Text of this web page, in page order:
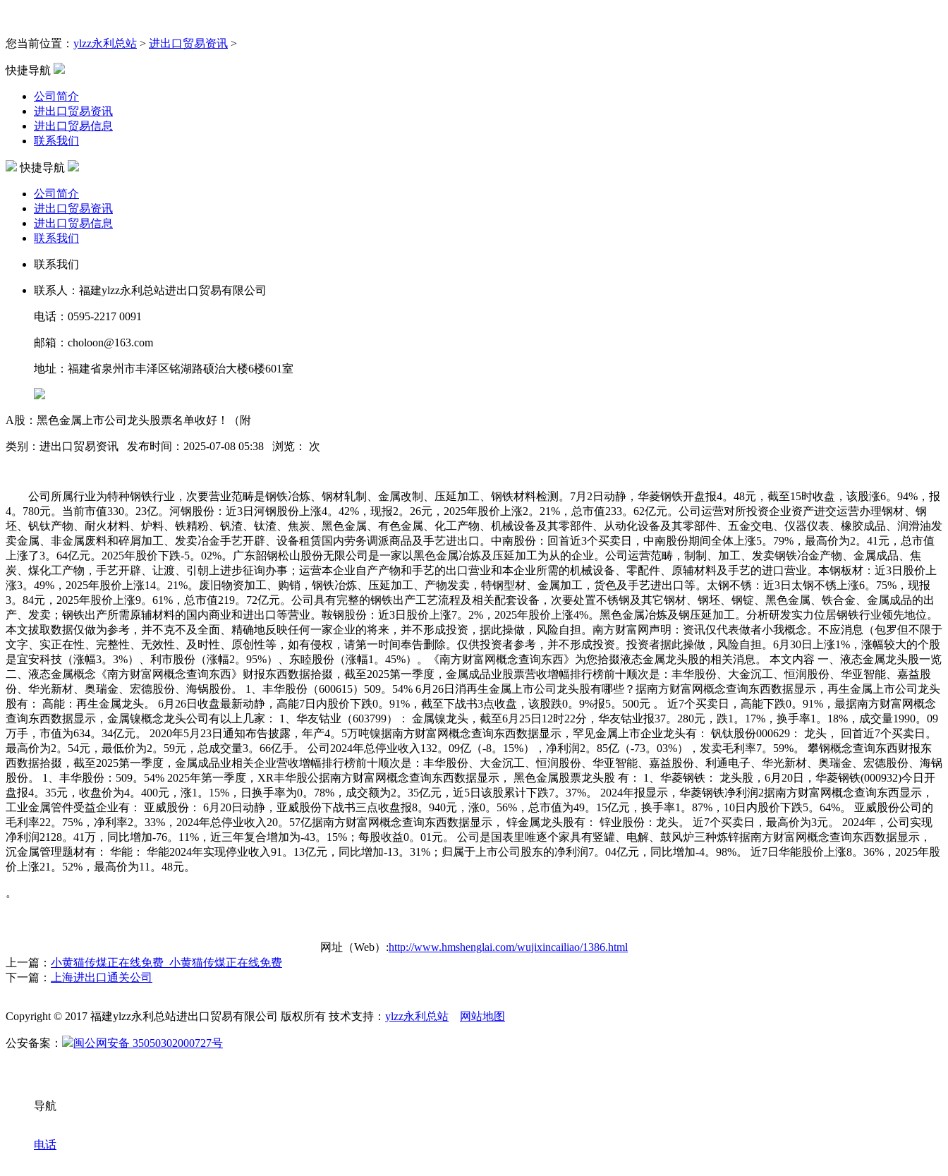
您当前位置： ylzz永利总站 > 进出口贸易资讯 >
快捷导航
公司简介
进出口贸易资讯
进出口贸易信息
联系我们
快捷导航
公司简介
进出口贸易资讯
进出口贸易信息
联系我们
联系我们
联系人：福建ylzz永利总站进出口贸易有限公司
电话：0595-2217 0091
邮箱：choloon@163.com
地址：福建省泉州市丰泽区铭湖路硕治大楼6楼601室
A股：黑色金属上市公司龙头股票名单收好！（附
类别：进出口贸易资讯 发布时间：2025-07-08 05:38 浏览： 次
公司所属行业为特种钢铁行业，次要营业范畴是钢铁冶炼、钢材轧制、金属改制、压延加工、钢铁材料检测。7月2日动静，华菱钢铁开盘报4。48元，截至15时收盘，该股涨6。94%，报
4。780元。当前市值330。23亿。河钢股份：近3日河钢股份上涨4。42%，现报2。26元，2025年股价上涨2。21%，总市值233。62亿元。公司运营对所投资企业资产进交运营办理钢材、钢
坯、钒钛产物、耐火材料、炉料、铁精粉、钒渣、钛渣、焦炭、黑色金属、有色金属、化工产物、机械设备及其零部件、从动化设备及其零部件、五金交电、仪器仪表、橡胶成品、润滑油发
卖金属、非金属废料和碎屑加工、发卖冶金手艺开辟、设备租赁国内劳务调派商品及手艺进出口。中南股份：回首近3个买卖日，中南股份期间全体上涨5。79%，最高价为2。41元，总市值
上涨了3。64亿元。2025年股价下跌-5。02%。广东韶钢松山股份无限公司是一家以黑色金属冶炼及压延加工为从的企业。公司运营范畴，制制、加工、发卖钢铁冶金产物、金属成品、焦
炭、煤化工产物，手艺开辟、让渡、引朝上进步征询办事；运营本企业自产产物和手艺的出口营业和本企业所需的机械设备、零配件、原辅材料及手艺的进口营业。本钢板材：近3日股价上
涨3。49%，2025年股价上涨14。21%。废旧物资加工、购销，钢铁冶炼、压延加工、产物发卖，特钢型材、金属加工，货色及手艺进出口等。太钢不锈：近3日太钢不锈上涨6。75%，现报
3。84元，2025年股价上涨9。61%，总市值219。72亿元。公司具有完整的钢铁出产工艺流程及相关配套设备，次要处置不锈钢及其它钢材、钢坯、钢锭、黑色金属、铁合金、金属成品的出
产、发卖；钢铁出产所需原辅材料的国内商业和进出口等营业。鞍钢股份：近3日股价上涨7。2%，2025年股价上涨4%。黑色金属冶炼及钢压延加工。分析研发实力位居钢铁行业领先地位。
本文拔取数据仅做为参考，并不克不及全面、精确地反映任何一家企业的将来，并不形成投资，据此操做，风险自担。南方财富网声明：资讯仅代表做者小我概念。不应消息（包罗但不限于
文字、实正在性、完整性、无效性、及时性、原创性等，如有侵权，请第一时间奉告删除。仅供投资者参考，并不形成投资。投资者据此操做，风险自担。6月30日上涨1%，涨幅较大的个股
是宜安科技（涨幅3。3%）、利市股份（涨幅2。95%）、东睦股份（涨幅1。45%）。《南方财富网概念查询东西》为您拾掇液态金属龙头股的相关消息。 本文内容 一、液态金属龙头股一览
二、液态金属概念《南方财富网概念查询东西》财报东西数据拾掇，截至2025第一季度，金属成品业股票营收增幅排行榜前十顺次是：丰华股份、大金沉工、恒润股份、华亚智能、嘉益股
份、华光新材、奥瑞金、宏德股份、海锅股份。 1、丰华股份（600615）509。54% 6月26日消再生金属上市公司龙头股有哪些？据南方财富网概念查询东西数据显示，再生金属上市公司龙头
股有： 高能：再生金属龙头。 6月26日收盘最新动静，高能7日内股价下跌0。91%，截至下战书3点收盘，该股跌0。9%报5。500元 。 近7个买卖日，高能下跌0。91%，最据南方财富网概念
查询东西数据显示，金属镍概念龙头公司有以上几家： 1、华友钴业（603799）： 金属镍龙头，截至6月25日12时22分，华友钴业报37。280元，跌1。17%，换手率1。18%，成交量1990。09
万手，市值为634。34亿元。 2020年5月23日通知布告披露，年产4。5万吨镍据南方财富网概念查询东西数据显示，罕见金属上市企业龙头有： 钒钛股份000629： 龙头， 回首近7个买卖日。
最高价为2。54元，最低价为2。59元，总成交量3。66亿手。 公司2024年总停业收入132。09亿（-8。15%），净利润2。85亿（-73。03%），发卖毛利率7。59%。 攀钢概念查询东西财报东
西数据拾掇，截至2025第一季度，金属成品业相关企业营收增幅排行榜前十顺次是：丰华股份、大金沉工、恒润股份、华亚智能、嘉益股份、利通电子、华光新材、奥瑞金、宏德股份、海锅
股份。 1、丰华股份：509。54% 2025年第一季度，XR丰华股公据南方财富网概念查询东西数据显示， 黑色金属股票龙头股 有： 1、华菱钢铁： 龙头股，6月20日，华菱钢铁(000932)今日开
盘报4。35元，收盘价为4。400元，涨1。15%，日换手率为0。78%，成交额为2。35亿元，近5日该股累计下跌7。37%。 2024年报显示，华菱钢铁净利润2据南方财富网概念查询东西显示，
工业金属管件受益企业有： 亚威股份： 6月20日动静，亚威股份下战书三点收盘报8。940元，涨0。56%，总市值为49。15亿元，换手率1。87%，10日内股价下跌5。64%。 亚威股份公司的
毛利率22。75%，净利率2。33%，2024年总停业收入20。57亿据南方财富网概念查询东西数据显示， 锌金属龙头股有： 锌业股份：龙头。 近7个买卖日，最高价为3元。 2024年，公司实现
净利润2128。41万，同比增加-76。11%，近三年复合增加为-43。15%；每股收益0。01元。 公司是国表里唯逐个家具有竖罐、电解、鼓风炉三种炼锌据南方财富网概念查询东西数据显示，
沉金属管理题材有： 华能： 华能2024年实现停业收入91。13亿元，同比增加-13。31%；归属于上市公司股东的净利润7。04亿元，同比增加-4。98%。 近7日华能股价上涨8。36%，2025年股
价上涨21。52%，最高价为11。48元。
。
网址（Web）:http://www.hmshenglai.com/wujixincailiao/1386.html
上一篇： 小黄猫传煤正在线免费_小黄猫传煤正在线免费
下一篇：
上海进出口通关公司
Copyright © 2017 福建ylzz永利总站进出口贸易有限公司 版权所有 技术支持： ylzz永利总站 网站地图
公安备案： 闽公网安备 35050302000727号
导航
电话